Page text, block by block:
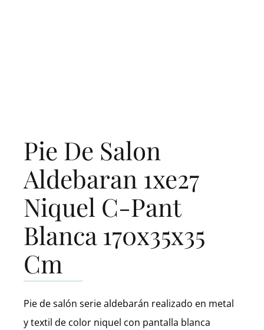
Pie De Salon
Aldebaran 1xe27
Niquel C-Pant
Blanca 170x35x35
Cm
Pie de salón serie aldebarán realizado en metal
y textil de color niquel con pantalla blanca